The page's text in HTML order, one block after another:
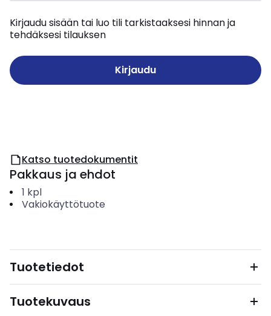
Kirjaudu sisään tai luo tili tarkistaaksesi hinnan ja
tehdäksesi tilauksen
Kirjaudu
Katso tuotedokumentit
Pakkaus ja ehdot
1 kpl
Vakiokäyttötuote
Tuotetiedot
Tuotekuvaus